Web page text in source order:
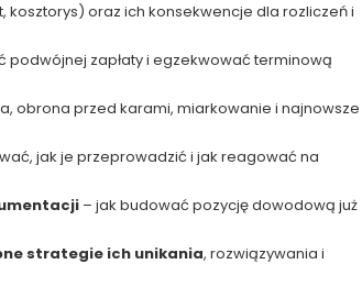
kosztorys) oraz ich konsekwencje dla rozliczeń i
podwójnej zapłaty i egzekwować terminową
obrona przed karami, miarkowanie i najnowsze
jak je przeprowadzić i jak reagować na
– jak budować pozycję dowodową już
strategie ich unikania, rozwiązywania i